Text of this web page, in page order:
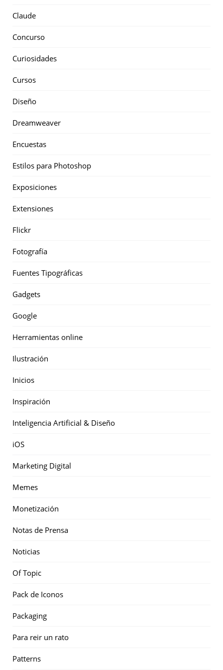
Claude
Concurso
Curiosidades
Cursos
Diseño
Dreamweaver
Encuestas
Estilos para Photoshop
Exposiciones
Extensiones
Flickr
Fotografía
Fuentes Tipográficas
Gadgets
Google
Herramientas online
Ilustración
Inicios
Inspiración
Inteligencia Artificial & Diseño
iOS
Marketing Digital
Memes
Monetización
Notas de Prensa
Noticias
Of Topic
Pack de Iconos
Packaging
Para reir un rato
Patterns